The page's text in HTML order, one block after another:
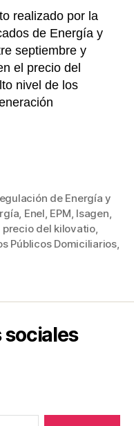
realizado por la
de Energía y
septiembre y
el precio del
nivel de los
de Energía y
, Enel, EPM, Isagen,
precio del kilovatio,
Públicos Domiciliarios,
sociales